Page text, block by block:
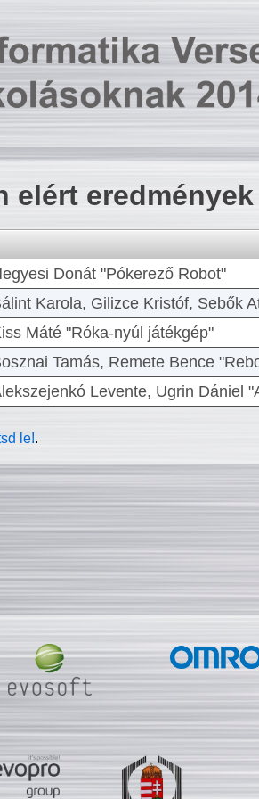
elért eredmények
Donát "Pókerező Robot"
Karola, Gilizce Kristóf, Sebők
Máté "Róka-nyúl játékgép"
Tamás, Remete Bence
Levente, Ugrin Dániel
le!.